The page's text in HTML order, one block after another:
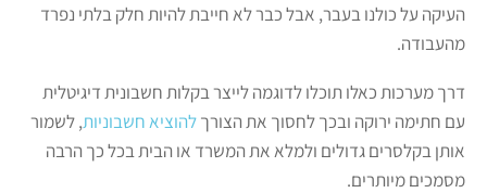
העיקה על כולנו בעבר, אבל כבר לא חייבת להיות חלק בלתי נפרד
מהעבודה.
דרך מערכות כאלו תוכלו לדוגמה לייצר בקלות חשבונית דיגיטלית
עם חתימה ירוקה ובכך לחסוך את הצורךלהוציא חשבוניות, לשמור
אותן בקלסרים גדולים ולמלא את המשרד או הבית בכל כך הרבה
מסמכים מיותרים.